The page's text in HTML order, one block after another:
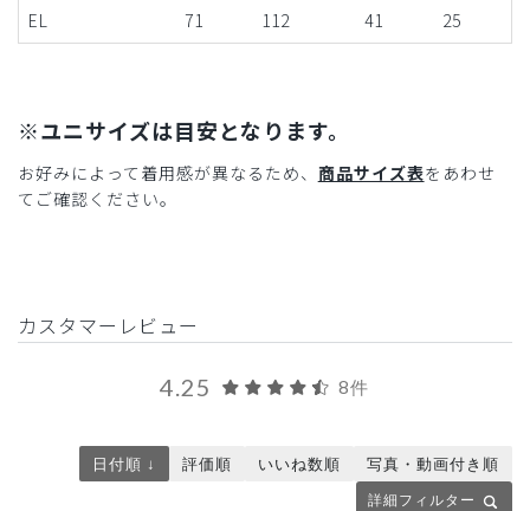
EL 71 112 41 25
※ユニサイズは目安となります。
お好みによって着用感が異なるため、 商品サイズ表をあわせ
てご確認ください。
カスタマーレビュー
4.25 8件
詳細フィルター
日付順 ↓ 評価順 いいね数順 写真・動画付き順